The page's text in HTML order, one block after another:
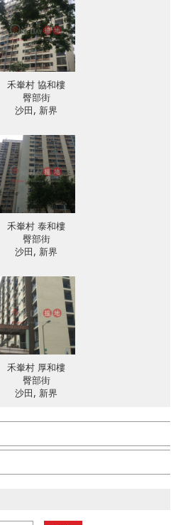
禾輋村 協和樓
臀部街
沙田, 新界
禾輋村 泰和樓
臀部街
沙田, 新界
禾輋村 厚和樓
臀部街
沙田, 新界